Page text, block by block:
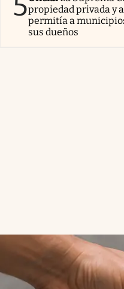
propiedad privada y
permitía a
sus dueños